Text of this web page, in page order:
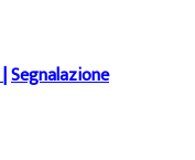
|Segnalazione